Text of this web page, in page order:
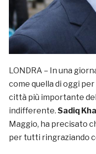
LONDRA – In una
come quella di oggi per
città più importante
indifferente. Sadiq
Maggio, ha precisato
per tutti ringraziando